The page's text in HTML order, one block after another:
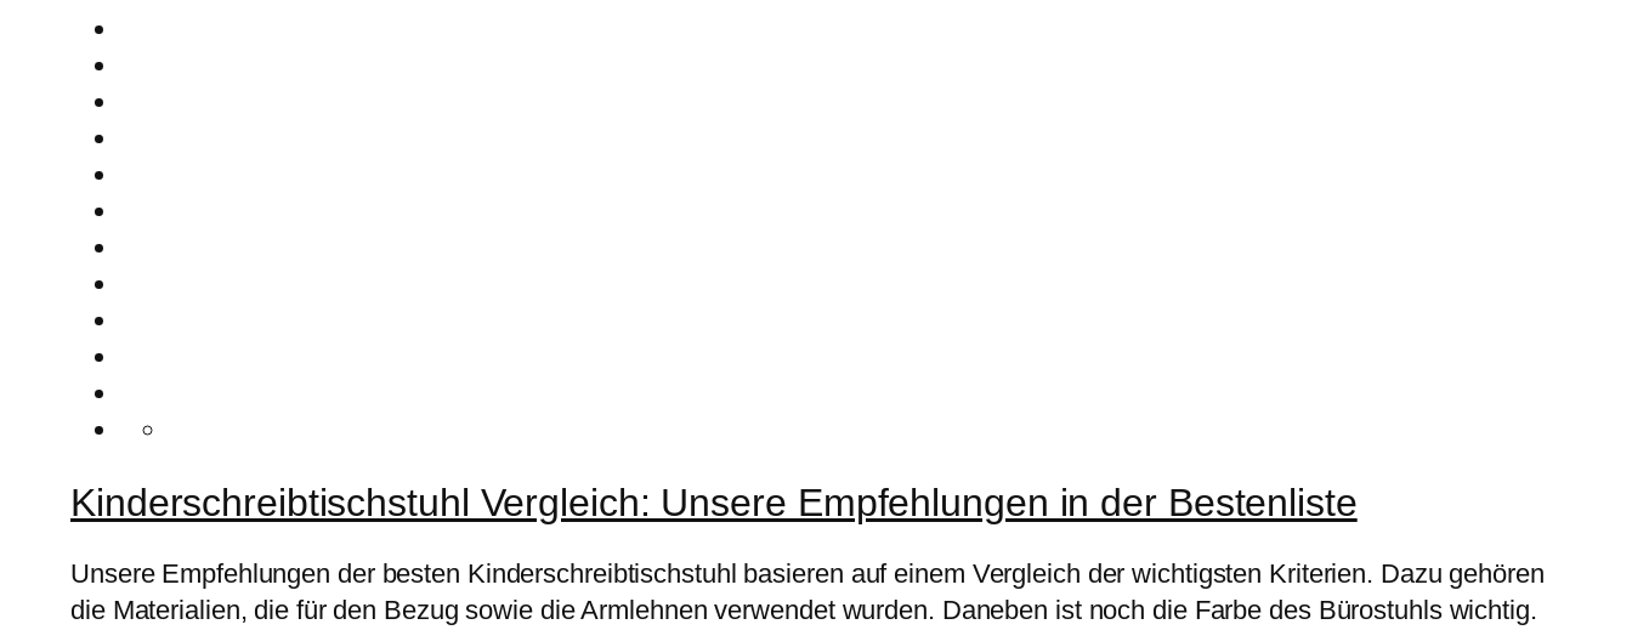
Kinderschreibtischstuhl Vergleich: Unsere Empfehlungen in der Bestenliste
Unsere Empfehlungen der besten Kinderschreibtischstuhl basieren auf einem Vergleich der wichtigsten Kriterien. Dazu gehören
die Materialien, die für den Bezug sowie die Armlehnen verwendet wurden. Daneben ist noch die Farbe des Bürostuhls wichtig.